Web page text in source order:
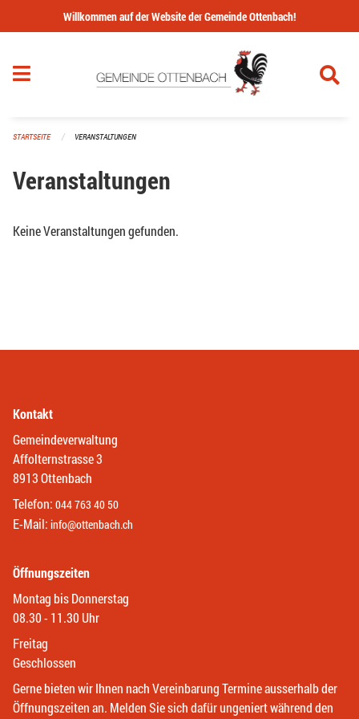
Navigation überspringen
Willkommen auf der Website der Gemeinde Ottenbach!
STARTSEITE VERANSTALTUNGEN
Veranstaltungen
Keine Veranstaltungen gefunden.
Kontakt
Gemeindeverwaltung
Affolternstrasse 3
8913 Ottenbach
Telefon: 044 763 40 50
E-Mail: info@ottenbach.ch
Öffnungszeiten
Montag bis Donnerstag
08.30 - 11.30 Uhr
Freitag
Geschlossen
Gerne bieten wir Ihnen nach Vereinbarung Termine ausserhalb der
Öffnungszeiten an. Melden Sie sich dafür ungeniert während den